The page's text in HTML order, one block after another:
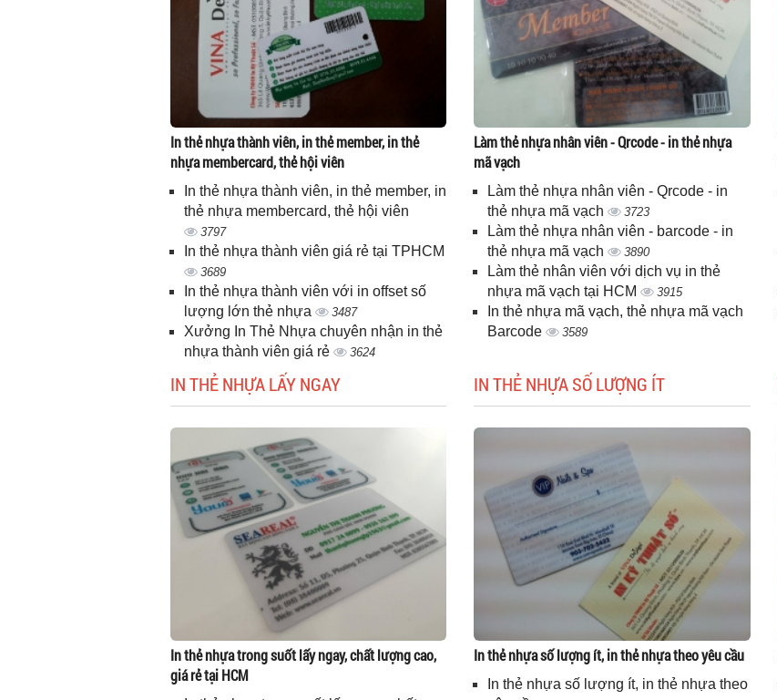
In thẻ nhựa thành viên, in thẻ member, in thẻ
nhựa membercard, thẻ hội viên
In thẻ nhựa thành viên, in thẻ member, in
thẻ nhựa membercard, thẻ hội viên
3797
In thẻ nhựa thành viên giá rẻ tại TPHCM
3689
In thẻ nhựa thành viên với in offset số
lượng lớn thẻ nhựa
3487
Xưởng In Thẻ Nhựa chuyên nhận in thẻ
nhựa thành viên giá rẻ
3624
Làm thẻ nhựa nhân viên - Qrcode - in thẻ nhựa
mã vạch
Làm thẻ nhựa nhân viên - Qrcode - in
thẻ nhựa mã vạch
3723
Làm thẻ nhựa nhân viên - barcode - in
thẻ nhựa mã vạch
3890
Làm thẻ nhân viên với dịch vụ in thẻ
nhựa mã vạch tại HCM
3915
In thẻ nhựa mã vạch, thẻ nhựa mã vạch
Barcode
3589
IN THẺ NHỰA LẤY NGAY
In thẻ nhựa trong suốt lấy ngay, chất lượng cao,
giá rẻ tại HCM
IN THẺ NHỰA SỐ LƯỢNG ÍT
In thẻ nhựa số lượng ít, in thẻ nhựa theo yêu cầu
In thẻ nhựa số lượng ít, in thẻ nhựa theo